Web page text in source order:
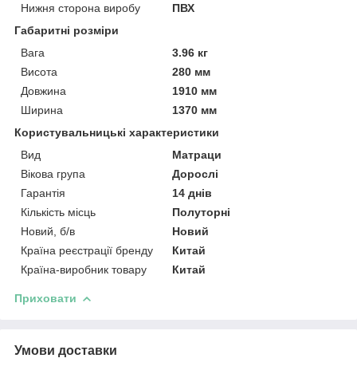
Нижня сторона виробу
ПВХ
Габаритні розміри
Вага
3.96 кг
Висота
280 мм
Довжина
1910 мм
Ширина
1370 мм
Користувальницькі характеристики
Вид
Матраци
Вікова група
Дорослі
Гарантія
14 днів
Кількість місць
Полуторні
Новий, б/в
Новий
Країна реєстрації бренду
Китай
Країна-виробник товару
Китай
Приховати
Умови доставки